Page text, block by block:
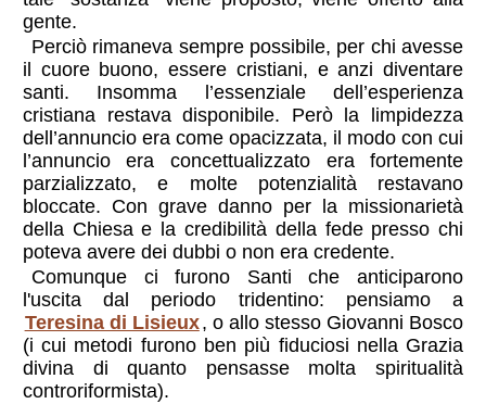
gente.
Perciò rimaneva sempre possibile, per chi avesse
il cuore buono, essere cristiani, e anzi diventare
santi. Insomma l’essenziale dell’esperienza
cristiana restava disponibile. Però la limpidezza
dell’annuncio era come opacizzata, il modo con cui
l’annuncio era concettualizzato era fortemente
parzializzato, e molte potenzialità restavano
bloccate. Con grave danno per la missionarietà
della Chiesa e la credibilità della fede presso chi
poteva avere dei dubbi o non era credente.
Comunque ci furono Santi che anticiparono
l'uscita dal periodo tridentino: pensiamo a
Teresina di Lisieux, o allo stesso Giovanni Bosco
(i cui metodi furono ben più fiduciosi nella Grazia
divina di quanto pensasse molta spiritualità
controriformista).